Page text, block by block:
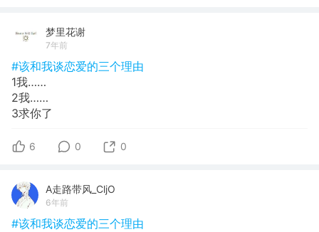
梦里花谢
7年前
#该和我谈恋爱的三个理由
1我……
2我……
3求你了
6 0 0
A走路带风_CljO
6年前
#该和我谈恋爱的三个理由